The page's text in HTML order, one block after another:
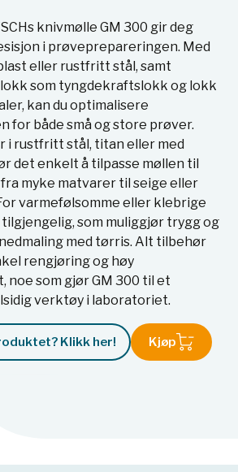
knivmølle GM 300 gir deg
i prøveprepareringen. Med
eller rustfritt stål, samt
som tyngdekraftslokk og lokk
kan du optimalisere
for både små og store prøver.
i rustfritt stål, titan eller med
det enkelt å tilpasse møllen til
myke matvarer til seige eller
varmefølsomme eller klebrige
som muliggjør trygg og
med tørris. Alt tilbehør
rengjøring og høy
noe som gjør GM 300 til et
verktøy i laboratoriet.
Klikk her! Kjøp